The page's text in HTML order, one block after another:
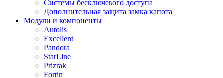
Системы бесключевого доступа
Дополнительная защита замка капота
Модули и компоненты
Autolis
Excellent
Pandora
StarLine
Prizrak
Fortin